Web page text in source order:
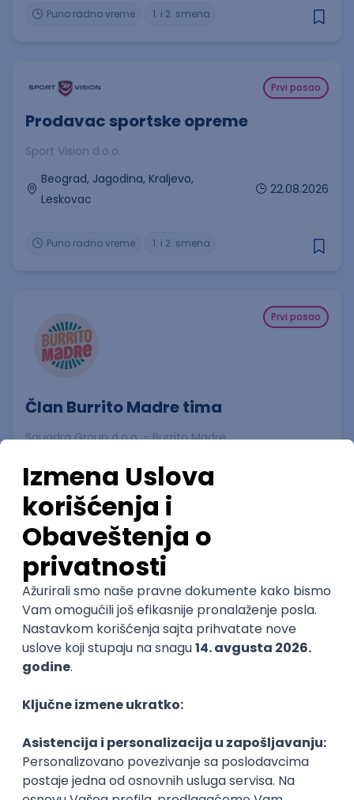
1. i 2. smena
Puno radno vreme
Prvi posao
Prodavac sportske opreme
Sport Vision d.o.o.
Beograd, Jagodina, Kraljevo,
Leskovac
22.08.2026
1. i 2. smena
Puno radno vreme
Prvi posao
Član Burrito Madre tima
Squadra Group d.o.o. - Burrito Madre
Beograd, Novi Sad
1. i 2. smena
Puno radno vreme
neto: 70.000 - 103.000 RSD (mesečna plata)
Prvi posao
Shuffler
1., 2. i 3. smena
Puno radno vreme